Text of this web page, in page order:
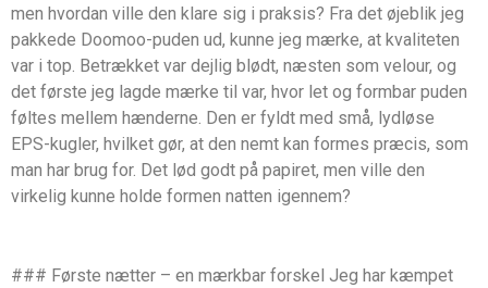
men hvordan ville den klare sig i praksis? Fra det øjeblik jeg
pakkede Doomoo-puden ud, kunne jeg mærke, at kvaliteten
var i top. Betrækket var dejlig blødt, næsten som velour, og
det første jeg lagde mærke til var, hvor let og formbar puden
føltes mellem hænderne. Den er fyldt med små, lydløse
EPS-kugler, hvilket gør, at den nemt kan formes præcis, som
man har brug for. Det lød godt på papiret, men ville den
virkelig kunne holde formen natten igennem?
### Første nætter – en mærkbar forskel Jeg har kæmpet